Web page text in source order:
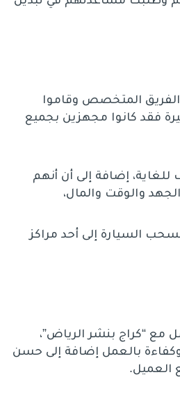
المتخصص وقاموا
فقد كانوا مجهزين بجميع
إضافة إلى أن أنهم
والوقت والمال،
السيارة إلى أحد مراكز
مع “كراج بنشر الرياض”،
بالعمل إضافة إلى حسن
العميل.